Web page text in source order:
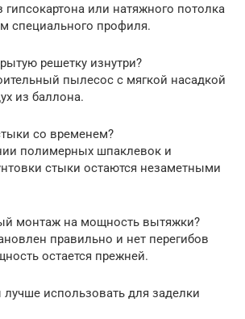
или натяжного потолка
специального профиля.
решетку изнутри?
пылесос с мягкой насадкой
из баллона.
со временем?
полимерных шпаклевок и
стыки остаются незаметными
монтаж на мощность вытяжки?
правильно и нет перегибов
остается прежней.
использовать для заделки